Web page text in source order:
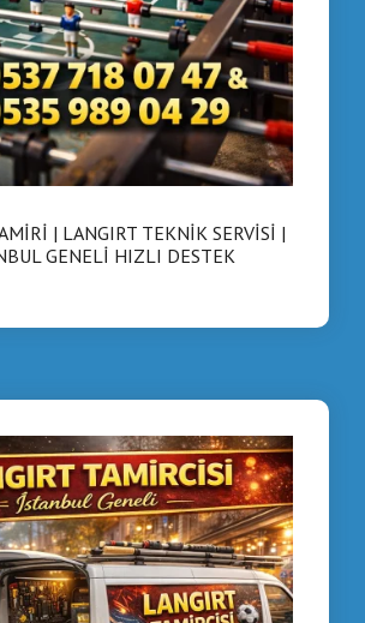
| LANGIRT TEKNİK SERVİSİ |
GENELİ HIZLI DESTEK